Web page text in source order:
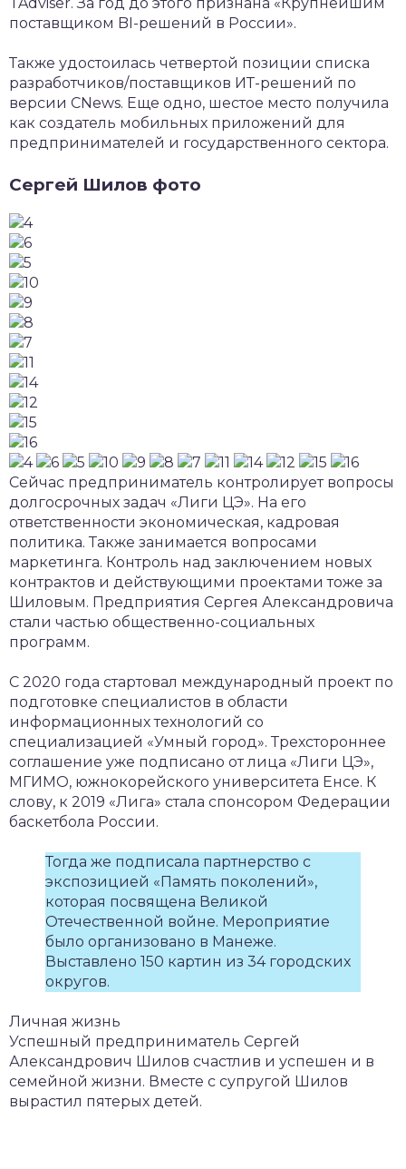
поставщиком BI-решений в России».
Также удостоилась четвертой позиции списка
разработчиков/поставщиков ИТ-решений по
версии CNews. Еще одно, шестое место получила
как создатель мобильных приложений для
предпринимателей и государственного сектора.
Сергей Шилов фото
Сейчас предприниматель контролирует вопросы
долгосрочных задач «Лиги ЦЭ». На его
ответственности экономическая, кадровая
политика. Также занимается вопросами
маркетинга. Контроль над заключением новых
контрактов и действующими проектами тоже за
Шиловым. Предприятия Сергея Александровича
стали частью общественно-социальных
программ.
С 2020 года стартовал международный проект по
подготовке специалистов в области
информационных технологий со
специализацией «Умный город». Трехстороннее
соглашение уже подписано от лица «Лиги ЦЭ»,
МГИМО, южнокорейского университета Енсе. К
слову, к 2019 «Лига» стала спонсором Федерации
баскетбола России.
Тогда же подписала партнерство с
экспозицией «Память поколений»,
которая посвящена Великой
Отечественной войне. Мероприятие
было организовано в Манеже.
Выставлено 150 картин из 34 городских
округов.
Личная жизнь
Успешный предприниматель Сергей
Александрович Шилов счастлив и успешен и в
семейной жизни. Вместе с супругой Шилов
вырастил пятерых детей.